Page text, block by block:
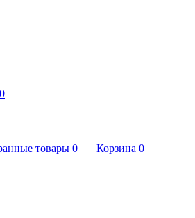
0
товары 0 Корзина 0